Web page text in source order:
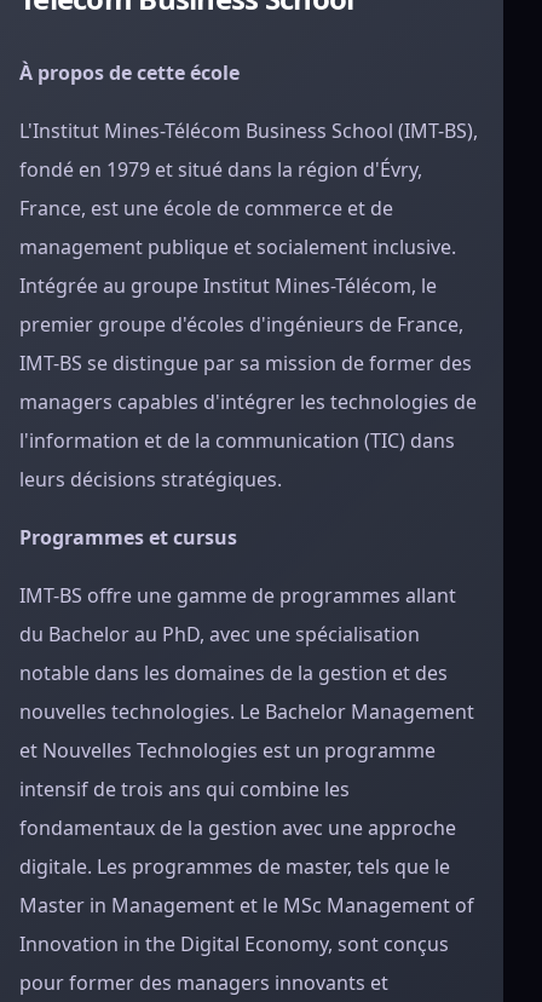
À propos de cette école
L'Institut Mines-Télécom Business School (IMT-BS),
fondé en 1979 et situé dans la région d'Évry,
France, est une école de commerce et de
management publique et socialement inclusive.
Intégrée au groupe Institut Mines-Télécom, le
premier groupe d'écoles d'ingénieurs de France,
IMT-BS se distingue par sa mission de former des
managers capables d'intégrer les technologies de
l'information et de la communication (TIC) dans
leurs décisions stratégiques.
Programmes et cursus
IMT-BS offre une gamme de programmes allant
du Bachelor au PhD, avec une spécialisation
notable dans les domaines de la gestion et des
nouvelles technologies. Le Bachelor Management
et Nouvelles Technologies est un programme
intensif de trois ans qui combine les
fondamentaux de la gestion avec une approche
digitale. Les programmes de master, tels que le
Master in Management et le MSc Management of
Innovation in the Digital Economy, sont conçus
pour former des managers innovants et